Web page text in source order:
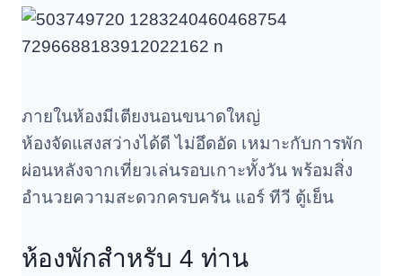
ภายในห้องมีเตียงนอนขนาดใหญ่
ห้องจัดแสงสว่างได้ดี ไม่อึดอัด เหมาะกับการพัก
ผ่อนหลังจากเที่ยวเล่นรอบเกาะทั้งวัน พร้อมสิ่ง
อำนวยความสะดวกครบครัน แอร์ ทีวี ตู้เย็น
ห้องพักสำหรับ 4 ท่าน